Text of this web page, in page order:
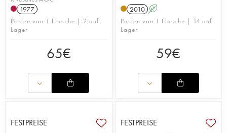
1977
Posten von 1 Flasche | 2 auf
Lager
65€
2010 A
Posten von 1 Flasche | 14 auf
Lager
59€
FESTPREISE FESTPREISE